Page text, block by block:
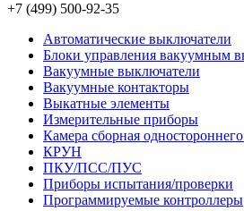
+7 (499) 500-92-35
Автоматические выключатели
Блоки управления вакуумным
Вакуумные выключатели
Вакуумные контакторы
Выкатные элементы
Измерительные приборы
Камера сборная
КРУН
ПКУ/ПСС/ПУС
Приборы испытания/проверки
Программируемые контроллеры